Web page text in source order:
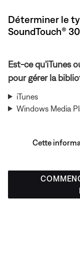
Déterminer le
SoundTouch®
Est-ce qu'iTunes
pour gérer la
iTunes
Windows Media
Cette